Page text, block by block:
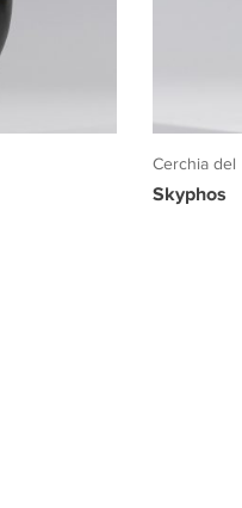
Cerchia del
Skyphos